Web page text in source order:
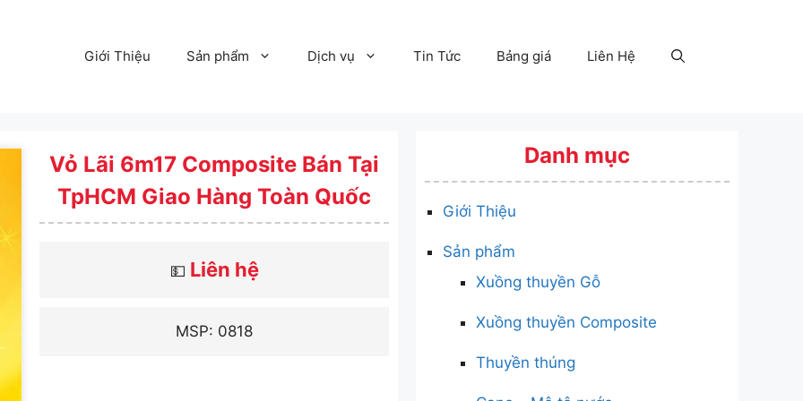
Giới Thiệu Sản phẩm Dịch vụ Tin Tức Bảng giá Liên Hệ
Vỏ Lãi 6m17 Composite Bán Tại
TpHCM Giao Hàng Toàn Quốc
💵 Liên hệ
MSP: 0818
Danh mục
Giới Thiệu
Sản phẩm
Xuồng thuyền Gỗ
Xuồng thuyền Composite
Thuyền thúng